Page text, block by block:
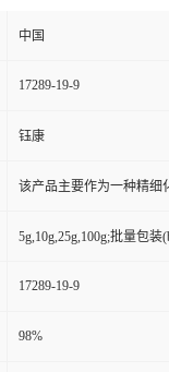
中国
17289-19-9
钰康
该产品主要作为一种精细
5g,10g,25g,100g;批量包装
17289-19-9
98%